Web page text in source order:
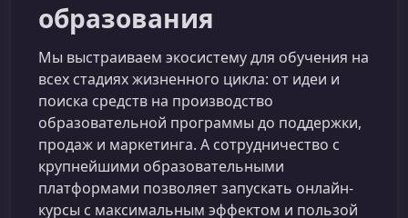
образования
Мы выстраиваем экосистему для обучения на
всех стадиях жизненного цикла: от идеи и
поиска средств на производство
образовательной программы до поддержки,
продаж и маркетинга. А сотрудничество с
крупнейшими образовательными
платформами позволяет запускать онлайн-
курсы с максимальным эффектом и пользой